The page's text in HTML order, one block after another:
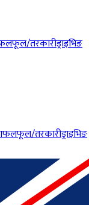
तरकारीड्राइभिङ
फलफूल/तरकारीड्राइभिङ